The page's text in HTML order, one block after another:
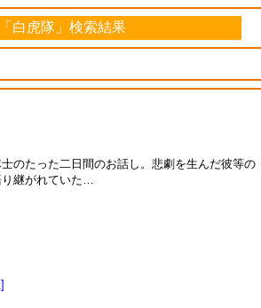
「白虎隊」検索結果
のたった二日間のお話し。悲劇を生んだ彼等の
り継がれていた…